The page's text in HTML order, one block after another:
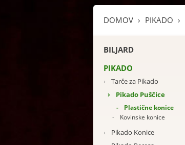
DOMOV PIKADO
BILJARD
PIKADO
›
Tarče za Pikado
›
Pikado Puščice
-
Plastične konice
-
Kovinske konice
›
Pikado Konice